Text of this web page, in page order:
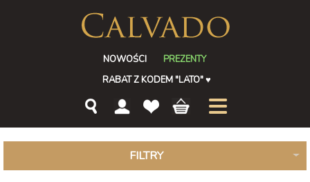
NOWOŚCI
PREZENTY
RABAT Z KODEM "LATO"♥
FILTRY